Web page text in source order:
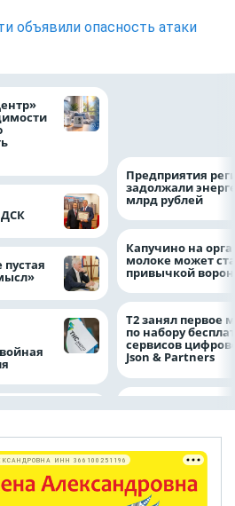
объявили опасность атаки
ДСК
Предприятия
задолжали
млрд рублей
Капучино на
молоке может
привычкой
Т2 занял первое
по набору
сервисов
Json & Partners
ИНН 366100251196